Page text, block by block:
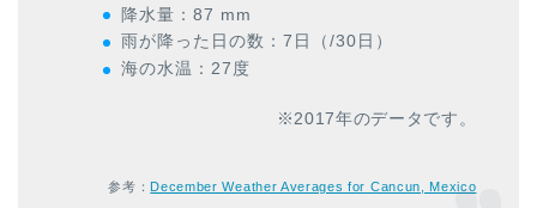
降水量：87 mm
雨が降った日の数：7日（/30日）
海の水温：27度
※2017年のデータです。
参考： December Weather Averages for Cancun, Mexico